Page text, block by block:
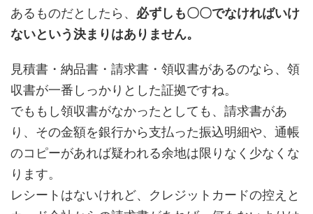
あるものだとしたら、 必ずしも〇〇でなければいけ
ないという決まりはありません。
見積書・納品書・請求書・領収書があるのなら、領
収書が一番しっかりとした証拠ですね。
でももし領収書がなかったとしても、請求書があ
り、その金額を銀行から支払った振込明細や、通帳
のコピーがあれば疑われる余地は限りなく少なくな
ります。
レシートはないけれど、クレジットカードの控えと